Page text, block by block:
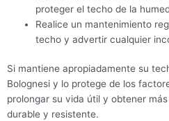
proteger el techo de la
Realice un mantenimiento
techo y advertir cualquier
Si mantiene apropiadamente su
Bolognesi y lo protege de los
prolongar su vida útil y obtener
durable y resistente.